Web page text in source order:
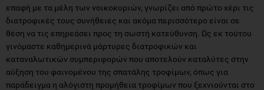
επαφή με τα μέλη των νοικοκυριών, γνωρίζει από πρώτο χέρι τις
διατροφικές τους συνήθειες και ακόμα περισσότερο είναι σε
θέση να τις επηρεάσει προς τη σωστή κατεύθυνση. Ως εκ τούτου
γινόμαστε καθημερινά μάρτυρες διατροφικών και
καταναλωτικών συμπεριφορών που αποτελούν καταλύτες στην
αύξηση του φαινομένου της σπατάλης τροφίμων, όπως για
παράδειγμα η αλόγιστη προμήθεια τροφίμων που ξεχνιούνται στο